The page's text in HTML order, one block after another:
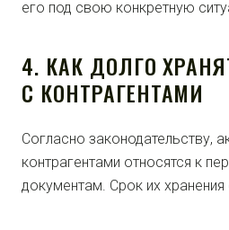
его под свою конкретную
4. КАК ДОЛГО
С КОНТРАГЕНТАМИ
Согласно законодательству,
контрагентами относятся к
документам. Срок их хранения